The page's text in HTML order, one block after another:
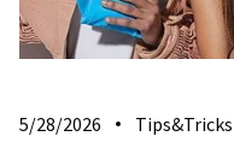
5/28/2026 Tips&Tricks